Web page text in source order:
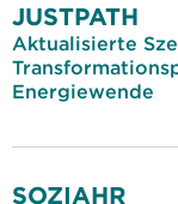
JUSTPATH
Aktualisierte
Energiewende
SOZIAHR